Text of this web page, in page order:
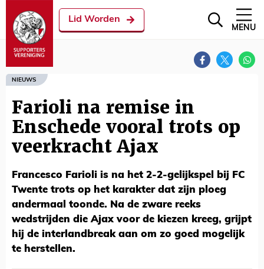
Lid Worden
MENU
NIEUWS
Farioli na remise in
Enschede vooral trots op
veerkracht Ajax
Francesco Farioli is na het 2-2-gelijkspel bij FC
Twente trots op het karakter dat zijn ploeg
andermaal toonde. Na de zware reeks
wedstrijden die Ajax voor de kiezen kreeg, grijpt
hij de interlandbreak aan om zo goed mogelijk
te herstellen.